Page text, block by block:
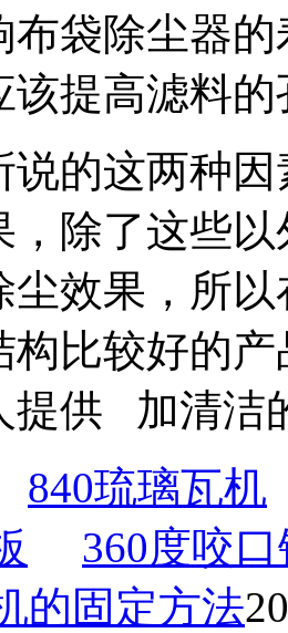
布袋除尘器
该提高滤料
这两种因
，除了这些
尘效果，所
构比较好的
提供 加清洁
840琉璃瓦机
360度咬
的固定方法